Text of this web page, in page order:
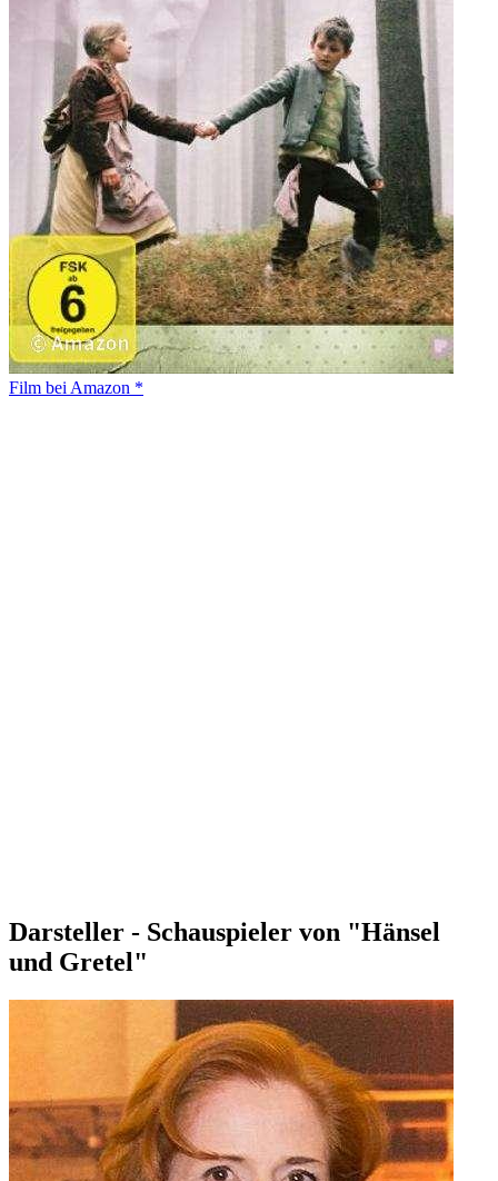
Film bei Amazon *
Darsteller - Schauspieler von "Hänsel
und Gretel"